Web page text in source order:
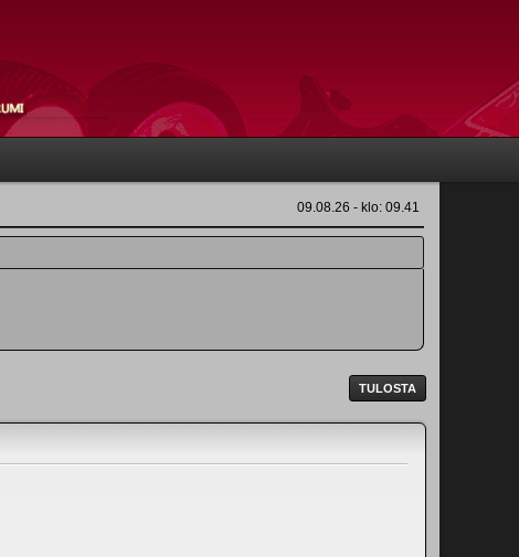
09.08.26 - klo: 09.41
TULOSTA